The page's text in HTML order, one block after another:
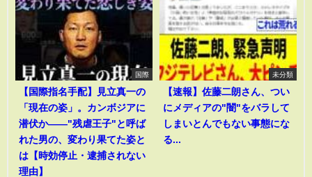
国際
【国際指名手配】見立真一の
「現在の姿」。カンボジアに
潜伏か――"残虐王子"と呼ば
れた男の、変わり果てた姿と
は【時効停止・逮捕されない
理由】
未分類
【速報】佐藤二朗さん、つい
にメディアの"闇"をバラして
しまいとんでもない事態にな
る...